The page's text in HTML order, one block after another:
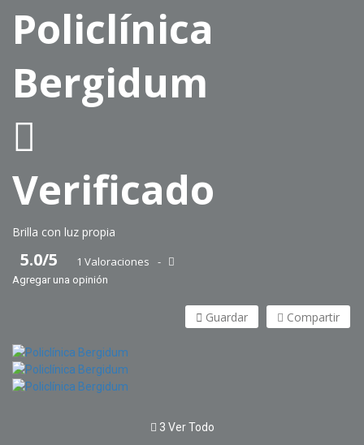
Policlínica
Bergidum
Verificado
Brilla con luz propia
5.0/5 1 Valoraciones
Agregar una opinión
Compartir
Guardar
3 Ver Todo